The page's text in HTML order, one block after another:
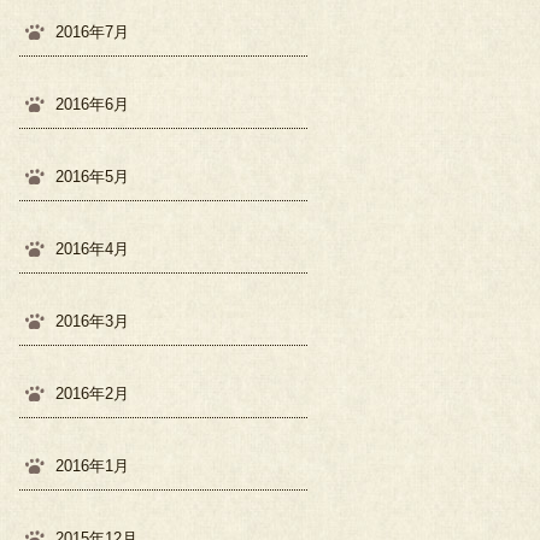
2016年7月
2016年6月
2016年5月
2016年4月
2016年3月
2016年2月
2016年1月